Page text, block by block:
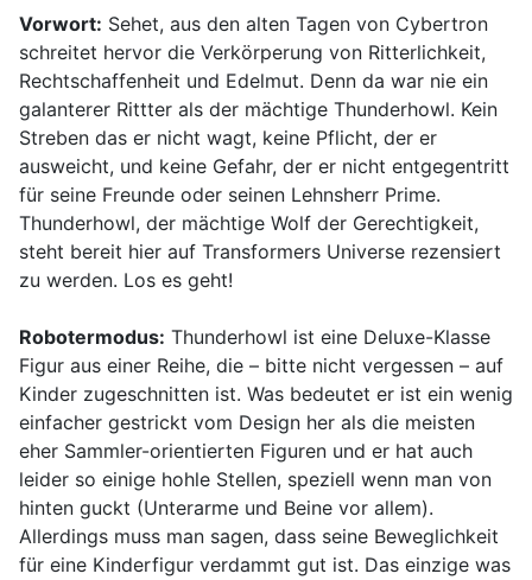
Vorwort: Sehet, aus den alten Tagen von Cybertron
schreitet hervor die Verkörperung von Ritterlichkeit,
Rechtschaffenheit und Edelmut. Denn da war nie ein
galanterer Rittter als der mächtige Thunderhowl. Kein
Streben das er nicht wagt, keine Pflicht, der er
ausweicht, und keine Gefahr, der er nicht entgegentritt
für seine Freunde oder seinen Lehnsherr Prime.
Thunderhowl, der mächtige Wolf der Gerechtigkeit,
steht bereit hier auf Transformers Universe rezensiert
zu werden. Los es geht!
Robotermodus: Thunderhowl ist eine Deluxe-Klasse
Figur aus einer Reihe, die – bitte nicht vergessen – auf
Kinder zugeschnitten ist. Was bedeutet er ist ein wenig
einfacher gestrickt vom Design her als die meisten
eher Sammler-orientierten Figuren und er hat auch
leider so einige hohle Stellen, speziell wenn man von
hinten guckt (Unterarme und Beine vor allem).
Allerdings muss man sagen, dass seine Beweglichkeit
für eine Kinderfigur verdammt gut ist. Das einzige was